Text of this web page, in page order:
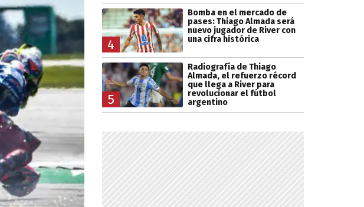
4
Bomba en el mercado de
pases: Thiago Almada será
nuevo jugador de River con
una cifra histórica
5
Radiografía de Thiago
Almada, el refuerzo récord
que llega a River para
revolucionar el fútbol
argentino